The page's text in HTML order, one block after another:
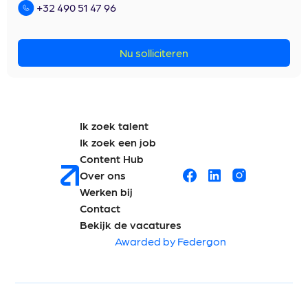
+32 490 51 47 96
Nu solliciteren
Ik zoek talent
Ik zoek een job
Content Hub
Over ons
Werken bij
Contact
Bekijk de vacatures
Awarded by Federgon